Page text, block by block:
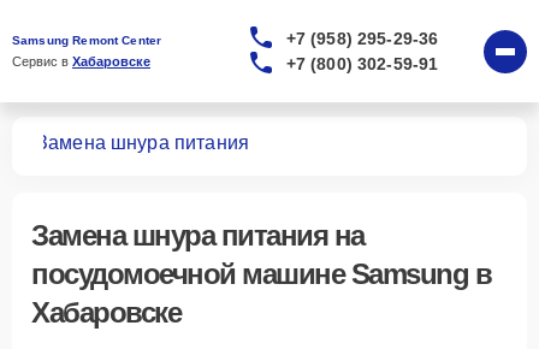
Samsung Remont Center
Сервис в Хабаровске
+7 (958) 295-29-36
+7 (800) 302-59-91
Замена шнура питания
Замена шнура питанияна
посудомоечной машине Samsung в
Хабаровске